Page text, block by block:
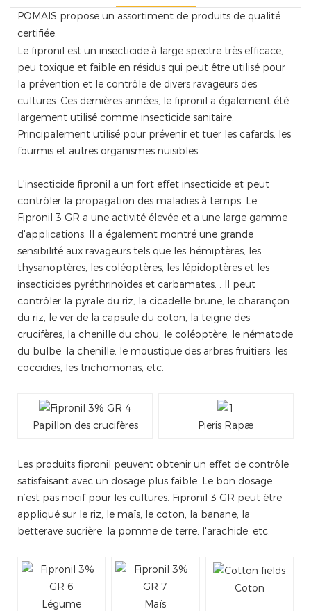
POMAIS propose un assortiment de produits de qualité
certifiée.
Le fipronil est un insecticide à large spectre très efficace,
peu toxique et faible en résidus qui peut être utilisé pour
la prévention et le contrôle de divers ravageurs des
cultures. Ces dernières années, le fipronil a également été
largement utilisé comme insecticide sanitaire.
Principalement utilisé pour prévenir et tuer les cafards, les
fourmis et autres organismes nuisibles.
L'insecticide fipronil a un fort effet insecticide et peut
contrôler la propagation des maladies à temps. Le
Fipronil 3 GR a une activité élevée et a une large gamme
d'applications. Il a également montré une grande
sensibilité aux ravageurs tels que les hémiptères, les
thysanoptères, les coléoptères, les lépidoptères et les
insecticides pyréthrinoïdes et carbamates. . Il peut
contrôler la pyrale du riz, la cicadelle brune, le charançon
du riz, le ver de la capsule du coton, la teigne des
crucifères, la chenille du chou, le coléoptère, le nématode
du bulbe, la chenille, le moustique des arbres fruitiers, les
coccidies, les trichomonas, etc.
Papillon des crucifères Pieris Rapæ
Les produits fipronil peuvent obtenir un effet de contrôle
satisfaisant avec un dosage plus faible. Le bon dosage
n’est pas nocif pour les cultures. Fipronil 3 GR peut être
appliqué sur le riz, le maïs, le coton, la banane, la
betterave sucrière, la pomme de terre, l'arachide, etc.
Légume Maïs
Coton